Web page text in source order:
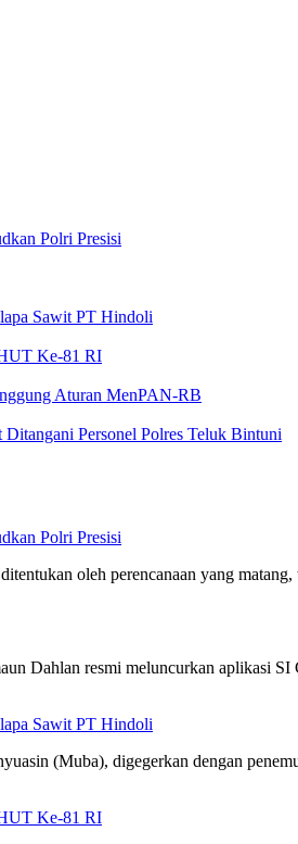
Polri Presisi
Sawit PT Hindoli
Ke-81 RI
Aturan MenPAN-RB
Personel Polres Teluk Bintuni
Polri Presisi
oleh perencanaan yang
Dahlan resmi meluncurkan aplikasi
Sawit PT Hindoli
(Muba), digegerkan dengan
Ke-81 RI